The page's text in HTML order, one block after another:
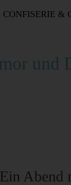
CONFISERIE &
und
Ein Abend